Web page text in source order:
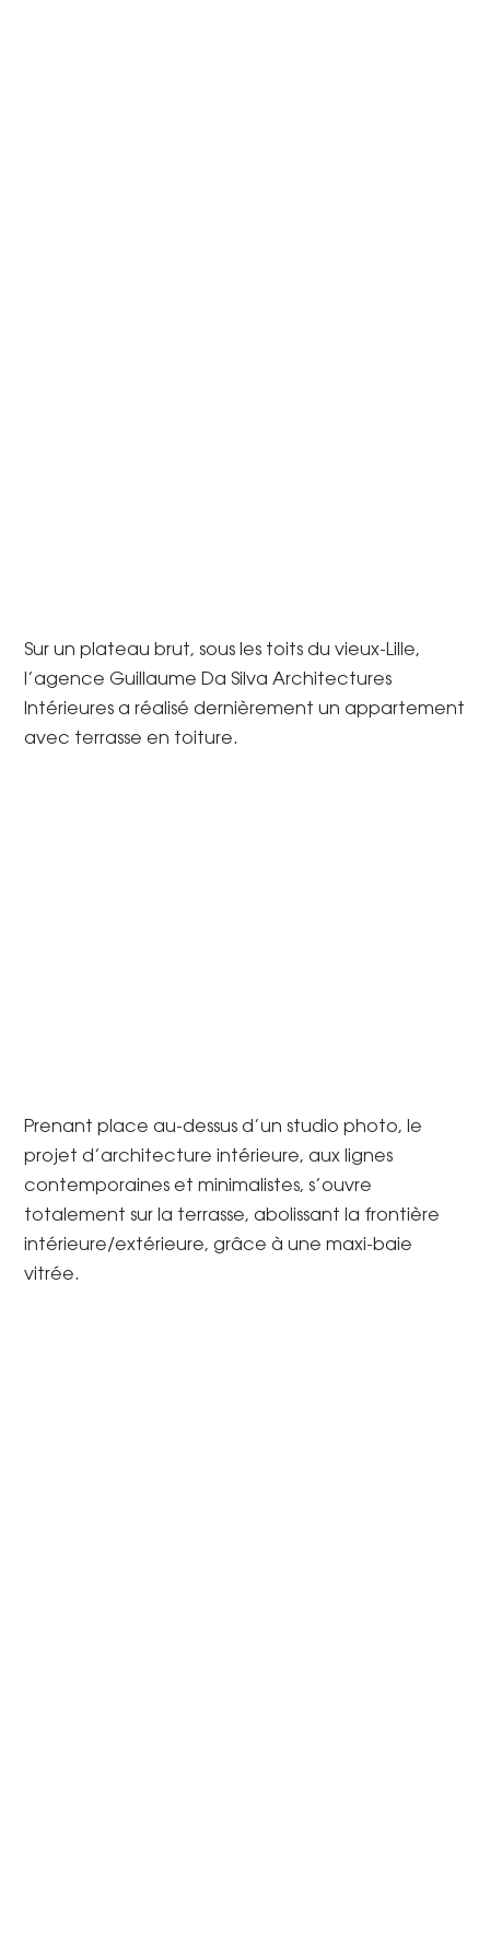
Sur un plateau brut, sous les toits du vieux-Lille,
l’agence Guillaume Da Silva Architectures
Intérieures a réalisé dernièrement un appartement
avec terrasse en toiture.
Prenant place au-dessus d’un studio photo, le
projet d’architecture intérieure, aux lignes
contemporaines et minimalistes, s’ouvre
totalement sur la terrasse, abolissant la frontière
intérieure/extérieure, grâce à une maxi-baie
vitrée.